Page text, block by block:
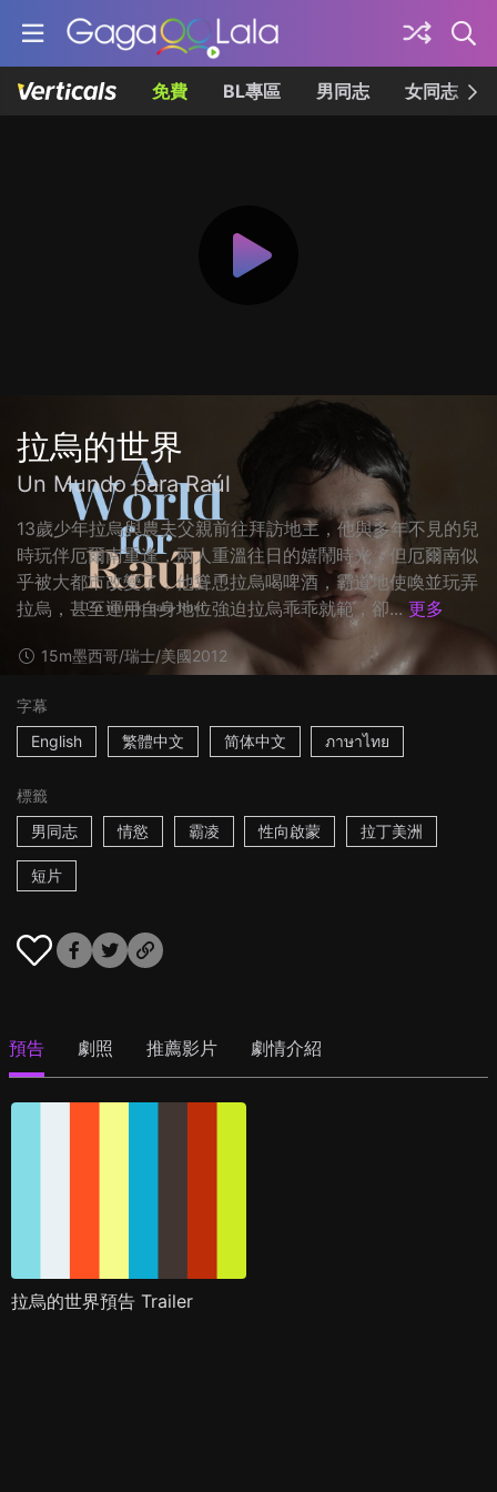
免費 BL專區 男同志 女同志
拉烏的世界
Un Mundo para Raúl
13歲少年拉烏與農夫父親前往拜訪地主，他與多年不見的兒
時玩伴厄爾南重逢，兩人重溫往日的嬉鬧時光，但厄爾南似
乎被大都市改變了，他聳恿拉烏喝啤酒，霸道地使喚並玩弄
拉烏，甚至運用自身地位強迫拉烏乖乖就範，卻... 更多
15m墨西哥/瑞士/美國2012
字幕
English
繁體中文 简体中文 ภาษาไทย
標籤
男同志
情慾 霸凌 性向啟蒙 拉丁美洲
短片
預告 劇照 推薦影片 劇情介紹
拉烏的世界預告 Trailer